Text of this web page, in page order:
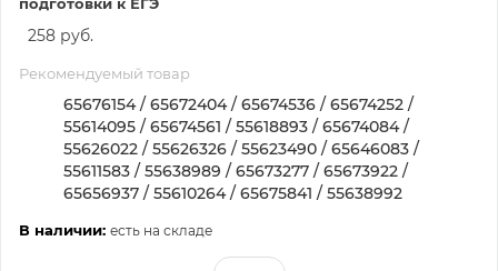
258 руб.
Рекомендуемый товар
65676154 / 65672404 / 65674536 / 65674252 /
55614095 / 65674561 / 55618893 / 65674084 /
55626022 / 55626326 / 55623490 / 65646083 /
55611583 / 55638989 / 65673277 / 65673922 /
65656937 / 55610264 / 65675841 / 55638992
В наличии: есть на складе